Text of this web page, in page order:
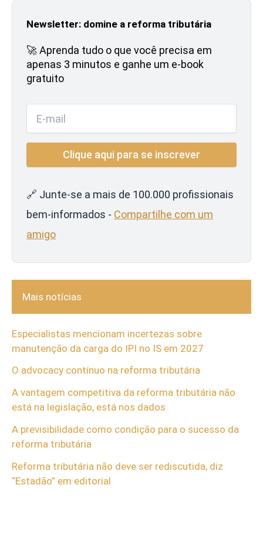
Newsletter: domine a reforma tributária
🚀 Aprenda tudo o que você precisa em
apenas 3 minutos e ganhe um e-book
gratuito
🔗 Junte-se a mais de 100.000 profissionais
bem-informados - Compartilhe com um
amigo
Mais notícias
Especialistas mencionam incertezas sobre
manutenção da carga do IPI no IS em 2027
O advocacy contínuo na reforma tributária
A vantagem competitiva da reforma tributária não
está na legislação, está nos dados
A previsibilidade como condição para o sucesso da
reforma tributária
Reforma tributária não deve ser rediscutida, diz
“Estadão” em editorial